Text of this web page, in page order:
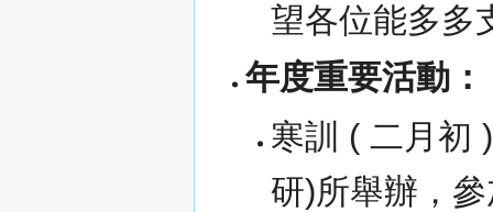
望各位能多多
年度重要活動：
寒訓 ( 二月初
研)所舉辦，